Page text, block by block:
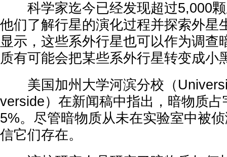
科学家迄今已经发现超过5,000颗
他们了解行星的演化过程并探索外星
显示，这些系外行星也可以作为调查
质有可能会把某些系外行星转变成小
美国加州大学河滨分校（
verside）在新闻稿中指出，暗物质
5%。尽管暗物质从未在实验室中被
信它们存在。